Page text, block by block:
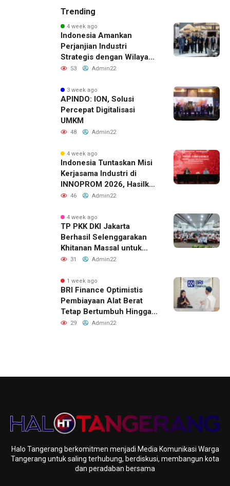
Trending
4 week ago
Indonesia Amankan
Perjanjian Industri
Strategis dengan Wilayah
Sverdlovsk, Rusia untuk
53 Admin22
3 week ago
APINDO: ION, Solusi
Percepat Digitalisasi
UMKM
48 Admin22
4 week ago
Indonesia Tuntaskan Misi
Kerjasama Industri di
INNOPROM 2026, Hasilkan
Belasan Kerja Sama
46 Admin22
4 week ago
TP PKK DKI Jakarta
Berhasil Selenggarakan
Khitanan Massal untuk
Lebih dari 2.000 Anak:
Raih Penghargaan MURI
31 Admin22
1 week ago
BRI Finance Optimistis
Pembiayaan Alat Berat
Tetap Bertumbuh Hingga
Akhir 2026
29 Admin22
Halo Tangerang berkomitmen menjadi Media Komunikasi Warga
Tangerang untuk saling terhubung, berdiskusi, membangun kota
dan peradaban bersama